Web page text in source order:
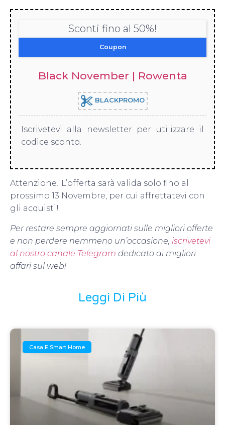
Sconti fino al 50%!
Coupon
Black November | Rowenta
BLACKPROMO
Iscrivetevi alla newsletter per utilizzare il
codice sconto.
Attenzione! L’offerta sarà valida solo fino al
prossimo 13 Novembre, per cui affrettatevi con
gli acquisti!
Per restare sempre aggiornati sulle migliori offerte
e non perdere nemmeno un’occasione, iscrivetevi
al nostro canale Telegram dedicato ai migliori
affari sul web!
Leggi Di Più
Casa E Smart Home